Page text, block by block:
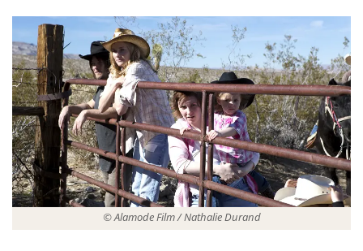
© Alamode Film / Nathalie Durand